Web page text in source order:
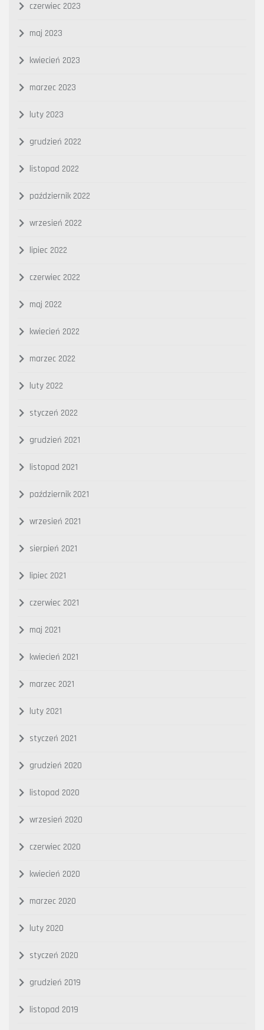
czerwiec 2023
maj 2023
kwiecień 2023
marzec 2023
luty 2023
grudzień 2022
listopad 2022
październik 2022
wrzesień 2022
lipiec 2022
czerwiec 2022
maj 2022
kwiecień 2022
marzec 2022
luty 2022
styczeń 2022
grudzień 2021
listopad 2021
październik 2021
wrzesień 2021
sierpień 2021
lipiec 2021
czerwiec 2021
maj 2021
kwiecień 2021
marzec 2021
luty 2021
styczeń 2021
grudzień 2020
listopad 2020
wrzesień 2020
czerwiec 2020
kwiecień 2020
marzec 2020
luty 2020
styczeń 2020
grudzień 2019
listopad 2019